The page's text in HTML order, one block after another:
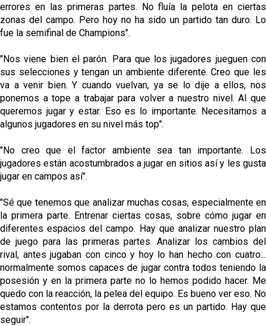
errores en las primeras partes. No fluía la pelota en ciertas
zonas del campo. Pero hoy no ha sido un partido tan duro. Lo
fue la semifinal de Champions".
"Nos viene bien el parón. Para que los jugadores jueguen con
sus selecciones y tengan un ambiente diferente. Creo que les
va a venir bien. Y cuando vuelvan, ya se lo dije a ellos, nos
ponemos a tope a trabajar para volver a nuestro nivel. Al que
queremos jugar y estar. Eso es lo importante. Necesitamos a
algunos jugadores en su nivel más top".
"No creo que el factor ambiente sea tan importante. Los
jugadores están acostumbrados a jugar en sitios así y les gusta
jugar en campos así".
"Sé que tenemos que analizar muchas cosas, especialmente en
la primera parte. Entrenar ciertas cosas, sobre cómo jugar en
diferentes espacios del campo. Hay que analizar nuestro plan
de juego para las primeras partes. Analizar los cambios del
rival, antes jugaban con cinco y hoy lo han hecho con cuatro...
normalmente somos capaces de jugar contra todos teniendo la
posesión y en la primera parte no lo hemos podido hacer. Me
quedo con la reacción, la pelea del equipo. Es bueno ver eso. No
estamos contentos por la derrota pero es un partido. Hay que
seguir".